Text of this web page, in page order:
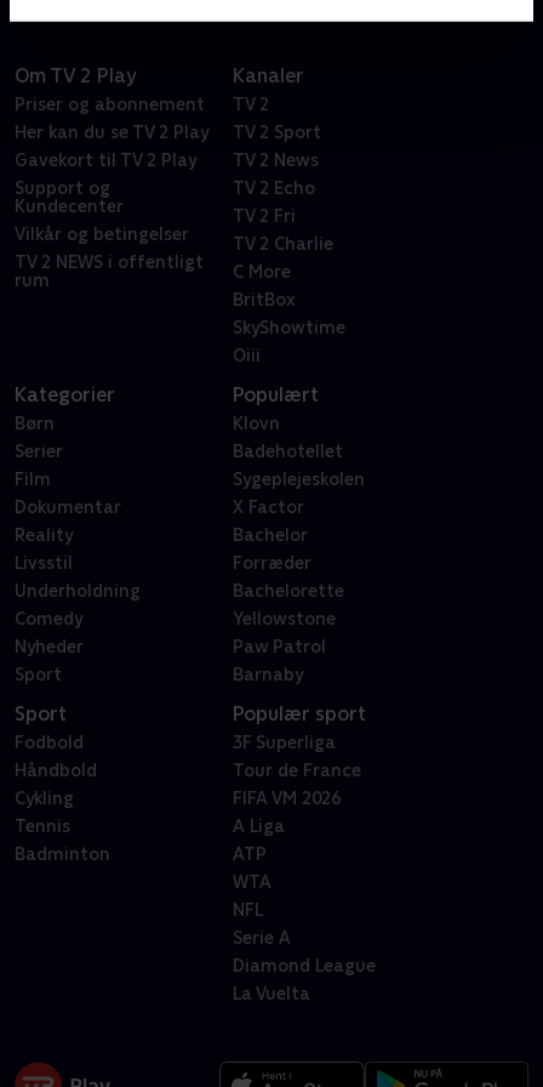
Om TV 2 Play
Priser og abonnement
Her kan du se TV 2 Play
Gavekort til TV 2 Play
Support og
Kundecenter
Vilkår og betingelser
TV 2 NEWS i offentligt
rum
Kanaler
TV 2
TV 2 Sport
TV 2 News
TV 2 Echo
TV 2 Fri
TV 2 Charlie
C More
BritBox
SkyShowtime
Oiii
Kategorier
Børn
Serier
Film
Dokumentar
Reality
Livsstil
Underholdning
Comedy
Nyheder
Sport
Populært
Klovn
Badehotellet
Sygeplejeskolen
X Factor
Bachelor
Forræder
Bachelorette
Yellowstone
Paw Patrol
Barnaby
Sport
Fodbold
Håndbold
Cykling
Tennis
Badminton
Populær sport
3F Superliga
Tour de France
FIFA VM 2026
A Liga
ATP
WTA
NFL
Serie A
Diamond League
La Vuelta